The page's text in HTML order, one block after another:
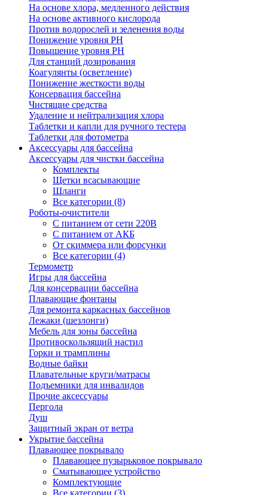
На основе хлора, медленного действия
На основе активного кислорода
Против водорослей и зеленения воды
Понижение уровня РН
Повышение уровня РН
Для станций дозирования
Коагулянты (осветление)
Понижение жесткости воды
Консервация бассейна
Чистящие средства
Удаление и нейтрализация хлора
Таблетки и капли для ручного тестера
Таблетки для фотометра
Аксессуары для бассейна
Аксессуары для чистки бассейна
Комплекты
Щетки всасывающие
Шланги
Все категории (8)
Роботы-очистители
С питанием от сети 220В
С питанием от АКБ
От скиммера или форсунки
Все категории (4)
Термометр
Игры для бассейна
Для консервации бассейна
Плавающие фонтаны
Для ремонта каркасных бассейнов
Лежаки (шезлонги)
Мебель для зоны бассейна
Противоскользящий настил
Горки и трамплины
Водные байки
Плавательные круги/матрасы
Подъемники для инвалидов
Прочие аксессуары
Пергола
Душ
Защитный экран от ветра
Укрытие бассейна
Плавающее покрывало
Плавающее пузырьковое покрывало
Сматывающее устройство
Комплектующие
Все категории (3)